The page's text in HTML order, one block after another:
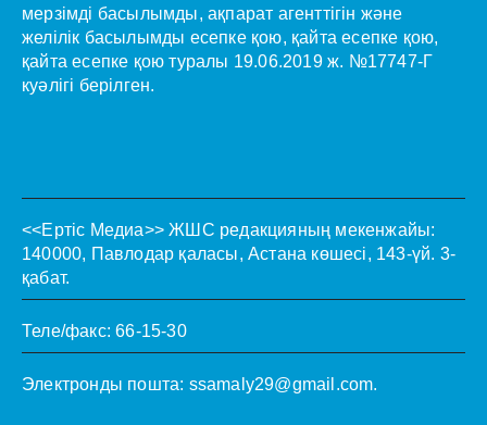
мерзімді басылымды, ақпарат агенттігін және
желілік басылымды есепке қою, қайта есепке қою,
қайта есепке қою туралы 19.06.2019 ж. №17747-Г
куәлігі берілген.
<<Ертіс Медиа>> ЖШС редакцияның мекенжайы:
140000, Павлодар қаласы, Астана көшесі, 143-үй. 3-
қабат.
Теле/факс: 66-15-30
Электронды пошта: ssamaly29@gmail.com.